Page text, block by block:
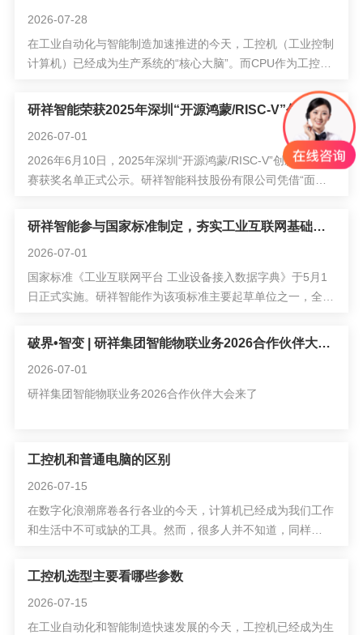
2026-07-28
在工业自动化与智能制造加速推进的今天，工控机（工业控制
计算机）已经成为生产系统的“核心大脑”。而CPU作为工控机
选对了CPU，工控系统才能稳定高效地运行；选错了，可能面
研祥智能荣获2025年深圳“开源鸿蒙/RISC-V”创新应用大赛一等奖
2026-07-01
2026年6月10日，2025年深圳“开源鸿蒙/RISC-V”创新应用大
赛获奖名单正式公示。研祥智能科技股份有限公司凭借“面向
边缘控制器研发与示范应用”项目，摘得工业控制与物联网赛
研祥智能参与国家标准制定，夯实工业互联网基础底座
2026-07-01
国家标准《工业互联网平台 工业设备接入数据字典》于5月1
日正式实施。研祥智能作为该项标准主要起草单位之一，全程
建设，进一步展现了其在工业互联网领域的技术实力和行业影
破界•智变 | 研祥集团智能物联业务2026合作伙伴大会来了
2026-07-01
研祥集团智能物联业务2026合作伙伴大会来了
工控机和普通电脑的区别
2026-07-15
在数字化浪潮席卷各行各业的今天，计算机已经成为我们工作
和生活中不可或缺的工具。然而，很多人并不知道，同样
电脑（个人PC）之间，存在着天壤之别。有人可能会问：“工
贵？”答案远没有这么简单。本文将从多
工控机选型主要看哪些参数
2026-07-15
在工业自动化和智能制造快速发展的今天，工控机已经成为生